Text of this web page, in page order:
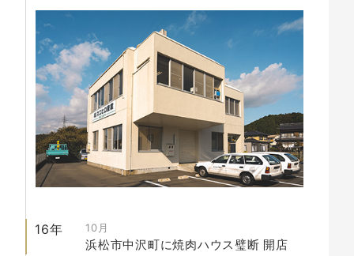
16年 10月
浜松市中沢町に焼肉ハウス璧断 開店